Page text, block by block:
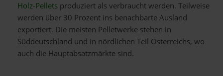
Holz-Pellets produziert als verbraucht werden. Teilweise
werden über 30 Prozent ins benachbarte Ausland
exportiert. Die meisten Pelletwerke stehen in
Süddeutschland und in nördlichen Teil Österreichs, wo
auch die Hauptabsatzmärkte sind.